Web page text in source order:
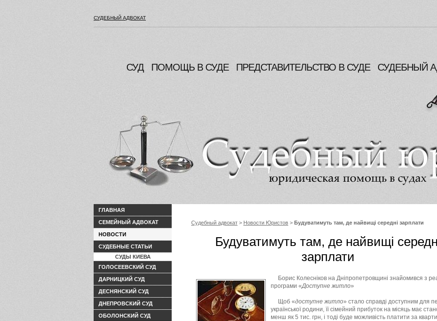
СУДЕБНЫЙ АДВОКАТ
СУД ПОМОЩЬ В СУДЕ ПРЕДСТАВИТЕЛЬСТВО В СУДЕ СУДЕБНЫЙ
ГЛАВНАЯ
СЕМЕЙНЫЙ АДВОКАТ
НОВОСТИ
СУДЕБНЫЕ СТАТЬИ
СУДЫ КИЕВА
ГОЛОСЕЕВСКИЙ СУД
ДАРНИЦКИЙ СУД
ДЕСНЯНСКИЙ СУД
ДНЕПРОВСКИЙ СУД
ОБОЛОНСКИЙ СУД
Судебный адвокат > Новости Юристов > Будуватимуть там, де найвищі середні зарплати
Будуватимуть там, де найвищі
зарплати
Борис Колесніков на Дніпропетровщині знайомився з
програми «Доступне житло»
Щоб «доступне житло» стало справді доступним для
української родини, її сімейний прибуток на місяць має
менш як 5 тис. грн, і тоді буде можливість платити за